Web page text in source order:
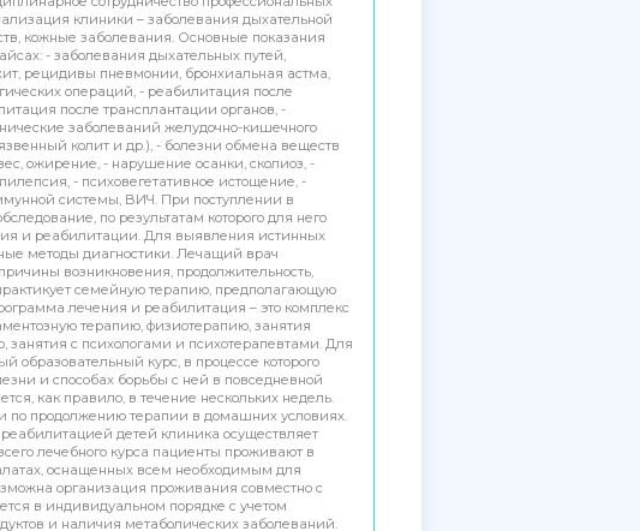
клиники – заболевания дыхательной
кожные заболевания. Основные показания
- заболевания дыхательных путей,
рецидивы пневмонии, бронхиальная астма,
операций, - реабилитация после
после трансплантации органов, -
заболеваний желудочно-кишечного
колит и др.), - болезни обмена веществ
ожирение, - нарушение осанки, сколиоз, -
- психовегетативное истощение, -
системы, ВИЧ. При поступлении в
по результатам которого для него
и реабилитации. Для выявления истинных
методы диагностики. Лечащий врач
возникновения, продолжительность,
семейную терапию, предполагающую
лечения и реабилитация – это комплекс
терапию, физиотерапию, занятия
занятия с психологами и психотерапевтами. Для
курс, в процессе которого
и способах борьбы с ней в повседневной
как правило, в течение нескольких недель.
по продолжению терапии в домашних условиях.
детей клиника осуществляет
лечебного курса пациенты проживают в
оснащенных всем необходимым для
организация проживания совместно с
в индивидуальном порядке с учетом
и наличия метаболических заболеваний.